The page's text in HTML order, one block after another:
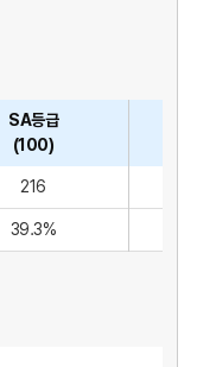
SA등급
(100)
216
39.3%